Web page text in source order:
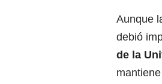
Aunque
debió
de la